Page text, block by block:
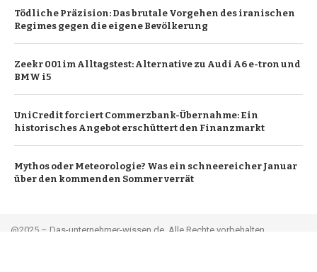
Tödliche Präzision: Das brutale Vorgehen des iranischen
Regimes gegen die eigene Bevölkerung
Zeekr 001 im Alltagstest: Alternative zu Audi A6 e-tron und
BMW i5
UniCredit forciert Commerzbank-Übernahme: Ein
historisches Angebot erschüttert den Finanzmarkt
Mythos oder Meteorologie? Was ein schneereicher Januar
über den kommenden Sommer verrät
@2025 – Das-unternehmer-wissen.de. Alle Rechte vorbehalten.